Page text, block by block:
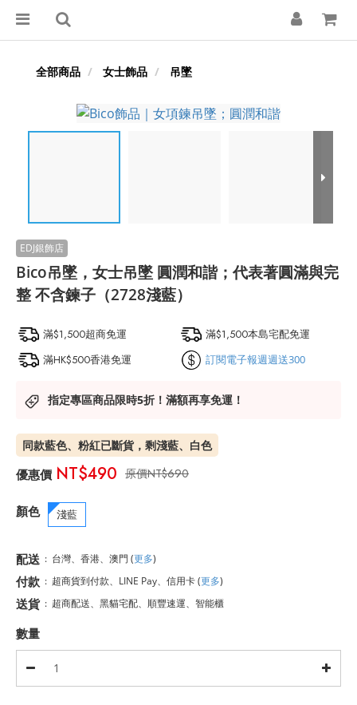
全部商品 女士飾品 吊墜
Bico吊墜，女士吊墜 圓潤和諧；代表著圓滿與完
整 不含鍊子（2728淺藍）
滿$1,500超商免運
滿$1,500本島宅配免運
滿HK$500香港免運
訂閱電子報週週送300
指定專區商品限時5折！滿額再享免運！
同款藍色、粉紅已斷貨，剩淺藍、白色
NT$690
NT$490
顏色 淺藍
配送 : 台灣、香港、澳門 (更多)
付款 : 超商貨到付款、LINE Pay、信用卡(更多)
送貨 : 超商配送、黑貓宅配、順豐速運、智能櫃
數量